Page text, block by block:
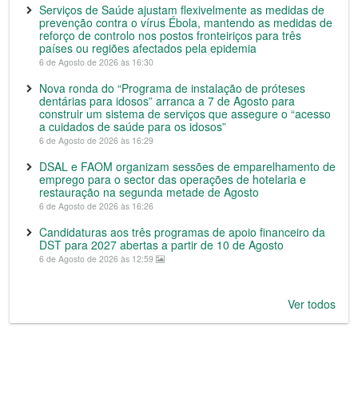
Serviços de Saúde ajustam flexivelmente as medidas de
prevenção contra o vírus Ébola, mantendo as medidas de
reforço de controlo nos postos fronteiriços para três
países ou regiões afectados pela epidemia
6 de Agosto de 2026 às 16:30
Nova ronda do “Programa de instalação de próteses
dentárias para idosos” arranca a 7 de Agosto para
construir um sistema de serviços que assegure o “acesso
a cuidados de saúde para os idosos”
6 de Agosto de 2026 às 16:29
DSAL e FAOM organizam sessões de emparelhamento de
emprego para o sector das operações de hotelaria e
restauração na segunda metade de Agosto
6 de Agosto de 2026 às 16:26
Candidaturas aos três programas de apoio financeiro da
DST para 2027 abertas a partir de 10 de Agosto
6 de Agosto de 2026 às 12:59
Ver todos